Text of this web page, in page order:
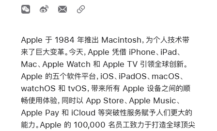
Apple 于 1984 年推出 Macintosh，为个人技术带
来了巨大变革。今天，Apple 凭借 iPhone、iPad、
Mac、Apple Watch 和 Apple TV 引领全球创新。
Apple 的五个软件平台，iOS、iPadOS、macOS、
watchOS 和 tvOS，带来所有 Apple 设备之间的顺
畅使用体验，同时以 App Store、Apple Music、
Apple Pay 和 iCloud 等突破性服务赋予人们更大的
能力。Apple 的 100,000 名员工致力于打造全球顶尖